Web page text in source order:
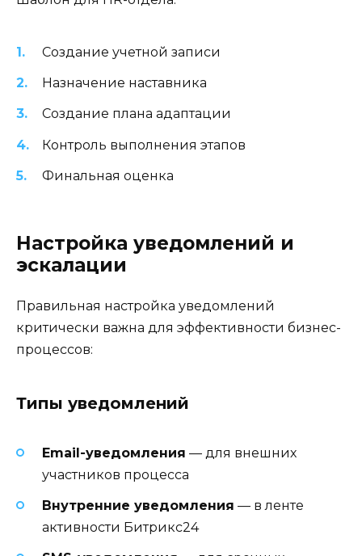
Создание учетной записи
Назначение наставника
Создание плана адаптации
Контроль выполнения этапов
Финальная оценка
Настройка уведомлений и
эскалации
Правильная настройка уведомлений
критически важна для эффективности бизнес-
процессов:
Типы уведомлений
Email-уведомления — для внешних
участников процесса
Внутренние уведомления — в ленте
активности Битрикс24